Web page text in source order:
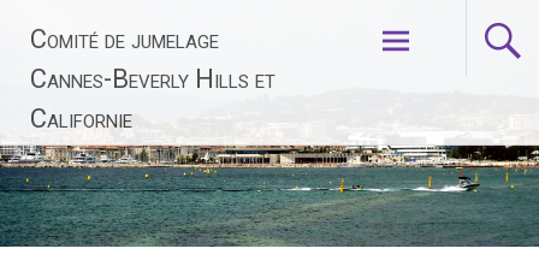
contenu
Comité de jumelage
Cannes-Beverly Hills et
Californie